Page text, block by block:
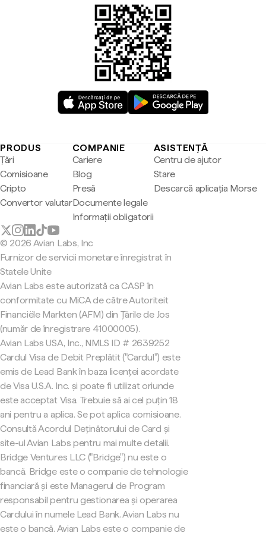
PRODUS
Țări
Comisioane
Cripto
Convertor valutar
COMPANIE
Cariere
Blog
Presă
Documente legale
Informații obligatorii
ASISTENȚĂ
Centru de ajutor
Stare
Descarcă aplicația Morse
© 2026 Avian Labs, Inc
Furnizor de servicii monetare înregistrat în
Statele Unite
Avian Labs este autorizată ca CASP în
conformitate cu MiCA de către Autoriteit
Financiële Markten (AFM) din Țările de Jos
(număr de înregistrare 41000005).
Avian Labs USA, Inc., NMLS ID # 2639252
Cardul Visa de Debit Preplătit ("Cardul") este
emis de Lead Bank în baza licenței acordate
de Visa U.S.A. Inc. și poate fi utilizat oriunde
este acceptat Visa. Trebuie să ai cel puțin 18
ani pentru a aplica. Se pot aplica comisioane.
Consultă Acordul Deținătorului de Card și
site-ul Avian Labs pentru mai multe detalii.
Bridge Ventures LLC ("Bridge") nu este o
bancă. Bridge este o companie de tehnologie
financiară și este Managerul de Program
responsabil pentru gestionarea și operarea
Cardului în numele Lead Bank. Avian Labs nu
este o bancă. Avian Labs este o companie de